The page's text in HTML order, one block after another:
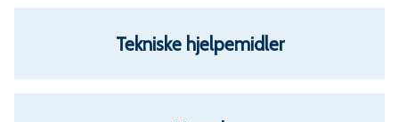
o
m
m
Tekniske hjelpemidler